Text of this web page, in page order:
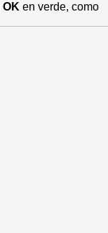
OK en verde, como